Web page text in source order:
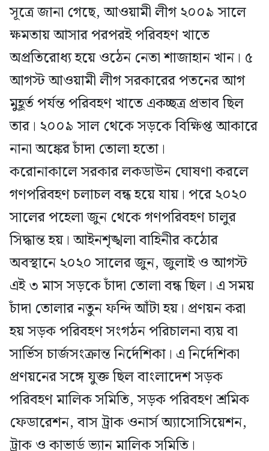
সূত্রে জানা গেছে, আওয়ামী লীগ ২০০৯ সালে
ক্ষমতায় আসার পরপরই পরিবহণ খাতে
অপ্রতিরোধ্য হয়ে ওঠেন নেতা শাজাহান খান। ৫
আগস্ট আওয়ামী লীগ সরকারের পতনের আগ
মুহূর্ত পর্যন্ত পরিবহণ খাতে একচ্ছত্র প্রভাব ছিল
তার। ২০০৯ সাল থেকে সড়কে বিক্ষিপ্ত আকারে
নানা অঙ্কের চাঁদা তোলা হতো।
করোনাকালে সরকার লকডাউন ঘোষণা করলে
গণপরিবহণ চলাচল বন্ধ হয়ে যায়। পরে ২০২০
সালের পহেলা জুন থেকে গণপরিবহণ চালুর
সিদ্ধান্ত হয়। আইনশৃঙ্খলা বাহিনীর কঠোর
অবস্থানে ২০২০ সালের জুন, জুলাই ও আগস্ট
এই ৩ মাস সড়কে চাঁদা তোলা বন্ধ ছিল। এ সময়
চাঁদা তোলার নতুন ফন্দি আঁটা হয়। প্রণয়ন করা
হয় সড়ক পরিবহণ সংগঠন পরিচালনা ব্যয় বা
সার্ভিস চার্জসংক্রান্ত নির্দেশিকা। এ নির্দেশিকা
প্রণয়নের সঙ্গে যুক্ত ছিল বাংলাদেশ সড়ক
পরিবহণ মালিক সমিতি, সড়ক পরিবহণ শ্রমিক
ফেডারেশন, বাস ট্রাক ওনার্স অ্যাসোসিয়েশন,
ট্রাক ও কাভার্ড ভ্যান মালিক সমিতি।